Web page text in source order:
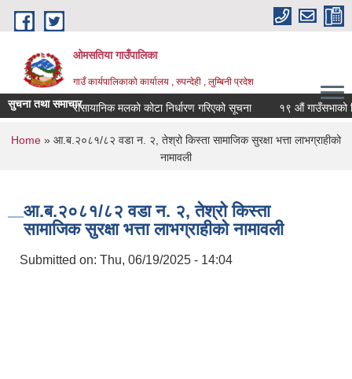
Skip to main content
ओमसतिया गाउँपालिका
गाउँ कार्यपालिकाको कार्यालय , रुपन्देही , लुम्बिनी प्रदेश
सुचना तथा समाचाररासायानिक मलको कोटा निर्धारण गरिएको सूचना १९ औं गाउँसभाको
You are here
Home » आ.ब.२०८१/८२ वडा न. २, तेश्रो किस्ता सामाजिक सुरक्षा भत्ता लाभग्राहीको
नामावली
आ.ब.२०८१/८२ वडा न. २, तेश्रो किस्ता
सामाजिक सुरक्षा भत्ता लाभग्राहीको नामावली
Submitted on: Thu, 06/19/2025 - 14:04